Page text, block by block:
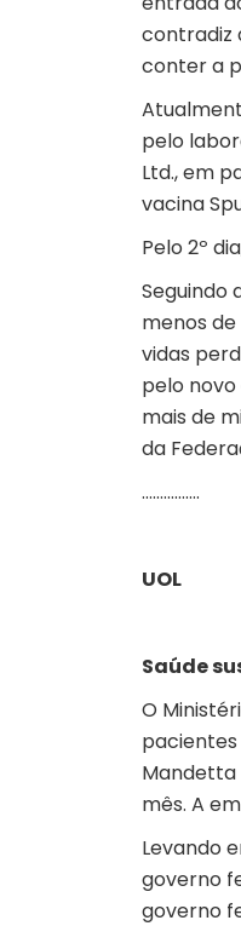
contradiz
conter a
pelo
Ltd., em
vacina
Pelo 2º
Seguindo
menos
vidas
pelo
mais de
da
…………….
UOL
Saúde
O
Mandetta
mês. A
Levando
governo
governo